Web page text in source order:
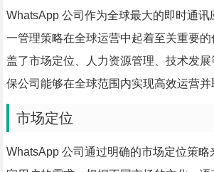
WhatsApp 公司作为全球最大的即时通
一管理策略在全球运营中起着至关重要
盖了市场定位、人力资源管理、技术发
保公司能够在全球范围内实现高效运营并
市场定位
WhatsApp 公司通过明确的市场定位策略